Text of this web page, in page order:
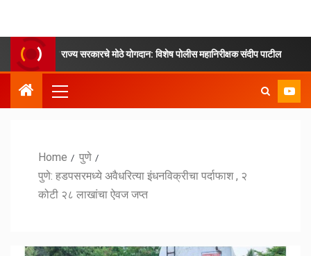
आणि राज्य सरकारचे मोठे योगदान: विशेष पोलीस महानिरीक्षक संदीप पाटील
Home
पुणे
पुणे: हडपसरमध्ये अवैधरित्या इंधनविक्रीचा पर्दाफाश , २
कोटी २८ लाखांचा ऐवज जप्त